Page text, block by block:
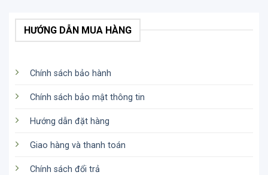
HƯỚNG DẪN MUA HÀNG
Chính sách bảo hành
Chính sách bảo mật thông tin
Hướng dẫn đặt hàng
Giao hàng và thanh toán
Chính sách đổi trả